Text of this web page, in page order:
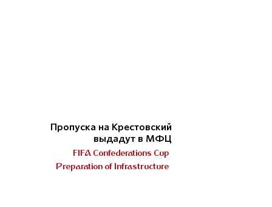
Пропуска на Крестовский
выдадут в МФЦ
FIFA Confederations Cup
Preparation of Infrastructure